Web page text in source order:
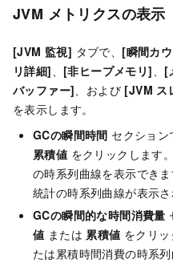
JVM メトリクスの表示
[JVM 監視] タブで、 [瞬間カ
リ詳細]
[非ヒープメモリ] [
バッファー] 、および [JVM ス
を表示します。
GCの瞬間時間 セクション
累積値 をクリックします
の時系列曲線を表示でき
統計の時系列曲線が表示さ
GCの瞬間的な時間消費量
値 または 累積値 をクリ
たは累積時間消費の時系